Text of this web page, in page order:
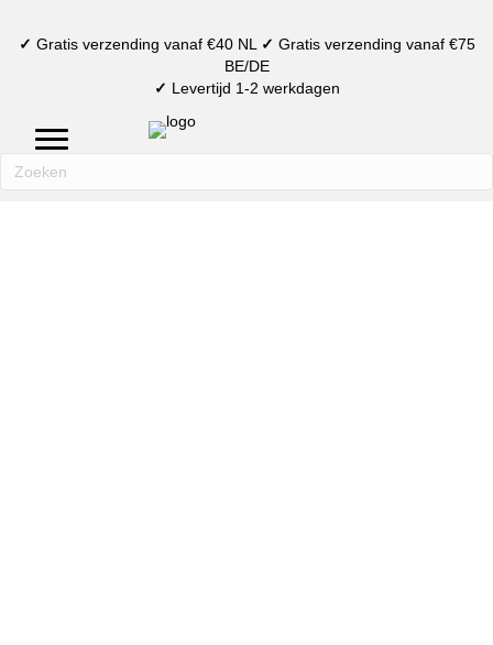
✓ Gratis verzending vanaf €40 NL ✓ Gratis verzending vanaf €75
BE/DE
✓ Levertijd 1-2 werkdagen